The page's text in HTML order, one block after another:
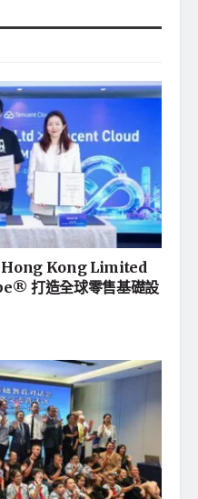
Hong Kong Limited
打造全球零售基礎設